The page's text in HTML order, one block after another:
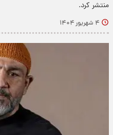
منتشر کرد.
۴ شهریور ۱۴۰۴